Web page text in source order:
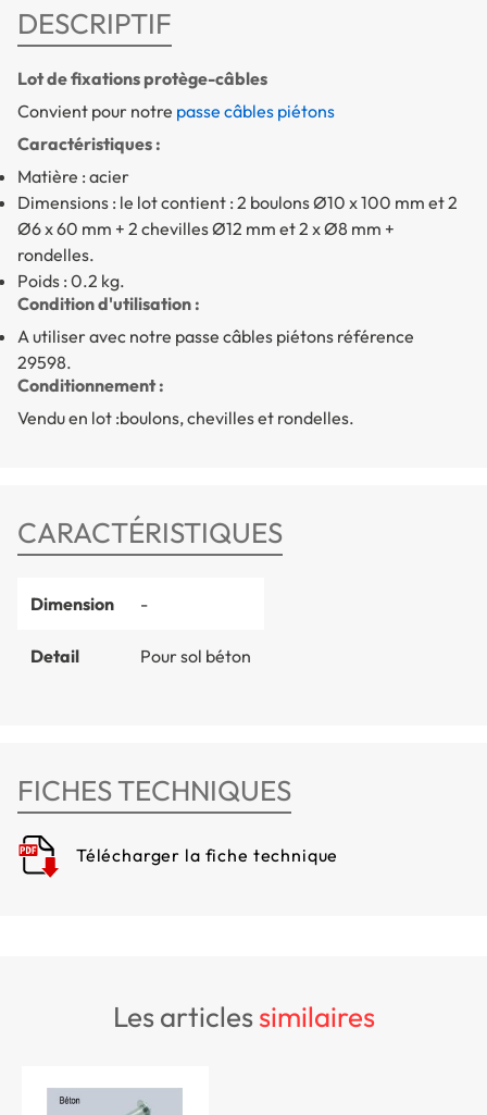
DESCRIPTIF
Lot de fixations protège-câbles
Convient pour notre passe câbles piétons
Caractéristiques :
Matière : acier
Dimensions : le lot contient : 2 boulons Ø10 x 100 mm et 2
Ø6 x 60 mm + 2 chevilles Ø12 mm et 2 x Ø8 mm +
rondelles.
Poids : 0.2 kg.
Condition d'utilisation :
A utiliser avec notre passe câbles piétons référence
29598.
Conditionnement :
Vendu en lot :boulons, chevilles et rondelles.
CARACTÉRISTIQUES
Dimension -
Detail Pour sol béton
FICHES TECHNIQUES
Télécharger la fiche technique
les articlessimilaires